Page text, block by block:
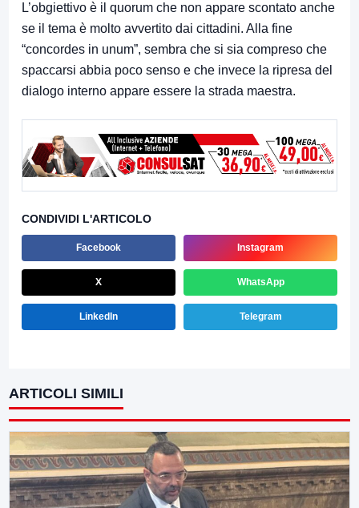
L’obgiettivo è il quorum che non appare scontato anche
se il tema è molto avvertito dai cittadini. Alla fine
“concordes in unum”, sembra che si sia compreso che
spaccarsi abbia poco senso e che invece la ripresa del
dialogo interno appare essere la strada maestra.
CONDIVIDI L'ARTICOLO
Facebook Instagram
X WhatsApp
LinkedIn Telegram
ARTICOLI SIMILI